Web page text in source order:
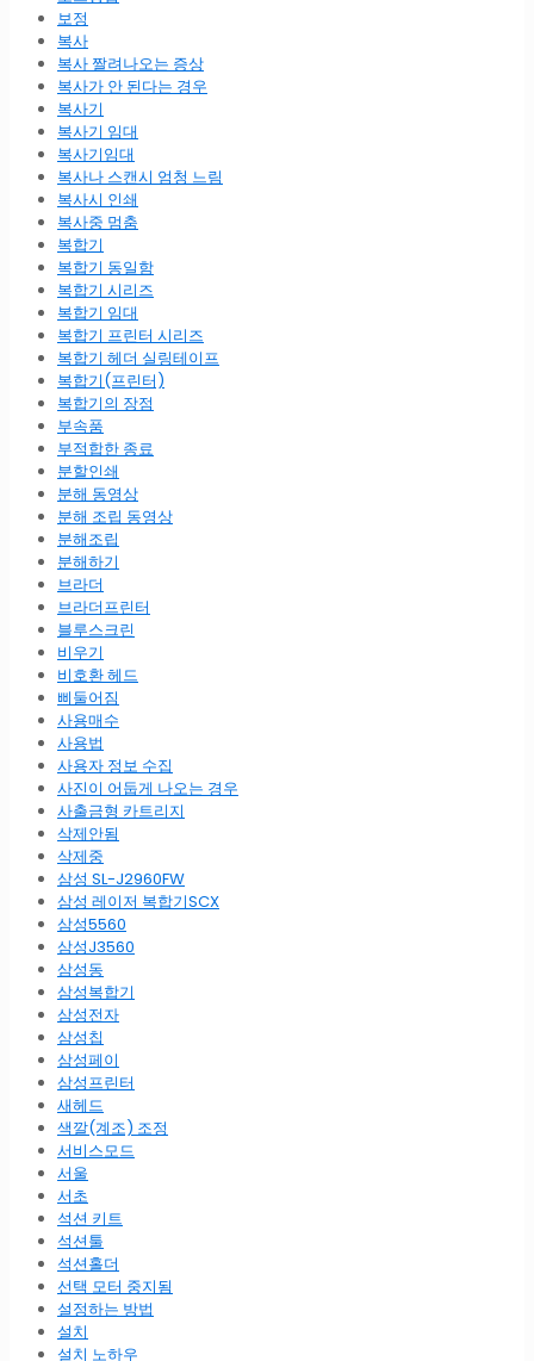
보정
복사
복사 짤려나오는 증상
복사가 안 된다는 경우
복사기
복사기 임대
복사기임대
복사나 스캔시 엄청 느림
복사시 인쇄
복사중 멈춤
복합기
복합기 동일함
복합기 시리즈
복합기 임대
복합기 프린터 시리즈
복합기 헤더 실링테이프
복합기(프린터)
복합기의 장점
부속품
부적합한 종료
분할인쇄
분해 동영상
분해 조립 동영상
분해조립
분해하기
브라더
브라더프린터
블루스크린
비우기
비호환 헤드
삐둘어짐
사용매수
사용법
사용자 정보 수집
사진이 어둡게 나오는 경우
사출금형 카트리지
삭제안됨
삭제중
삼성 SL-J2960FW
삼성 레이저 복합기SCX
삼성5560
삼성J3560
삼성동
삼성복합기
삼성전자
삼성칩
삼성페이
삼성프린터
새헤드
색깔(계조) 조정
서비스모드
서울
서초
석션 키트
석션툴
석션홀더
선택 모터 중지됨
설정하는 방법
설치
설치 노하우